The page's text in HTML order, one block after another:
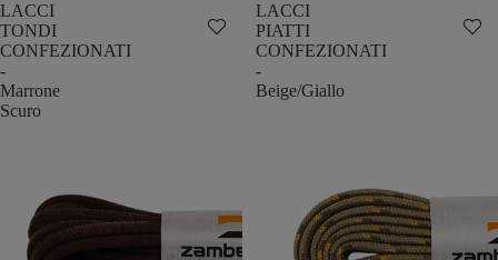
LACCI
TONDI
CONFEZIONATI
-
Marrone
Scuro
LACCI
PIATTI
CONFEZIONATI
-
Beige/Giallo